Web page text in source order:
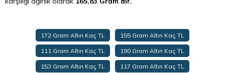
172 Gram Altın Kaç TL 155 Gram Altın Kaç TL
111 Gram Altın Kaç TL 190 Gram Altın Kaç TL
153 Gram Altın Kaç TL 117 Gram Altın Kaç TL